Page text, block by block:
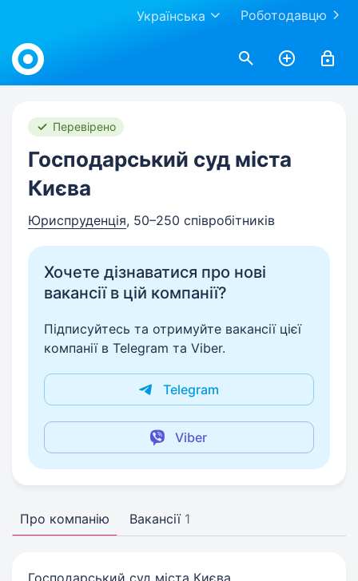
Роботодавцю
Українська
Work.ua
Перевірено
Господарський суд міста
Києва
Юриспруденція, 50–250 співробітників
Хочете дізнаватися про нові
вакансії в цій компанії?
Підписуйтесь та отримуйте вакансії цієї
компанії в Telegram та Viber.
Telegram
Viber
Про компанію Вакансії 1
Господарський суд міста Києва